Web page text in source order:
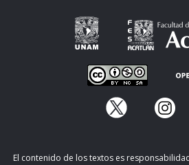
El contenido de los textos es